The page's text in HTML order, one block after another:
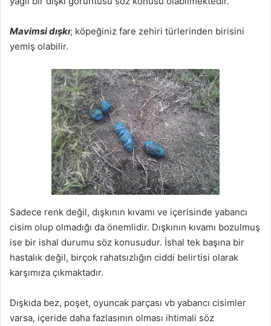
Mavimsi dışkı; köpeğiniz fare zehiri türlerinden birisini
yemiş olabilir.
Sadece renk değil, dışkının kıvamı ve içerisinde yabancı
cisim olup olmadığı da önemlidir. Dışkının kıvamı bozulmuş
ise bir ishal durumu söz konusudur. İshal tek başına bir
hastalık değil, birçok rahatsızlığın ciddi belirtisi olarak
karşımıza çıkmaktadır.
Dışkıda bez, poşet, oyuncak parçası vb yabancı cisimler
varsa, içeride daha fazlasının olması ihtimali söz